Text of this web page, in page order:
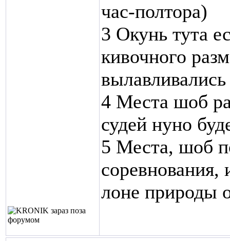
час-полтора)
3 Окунь тута
кивочного
4 Места шоб
судей нуно
5 Места, шоб
соревнования,
лоне природы